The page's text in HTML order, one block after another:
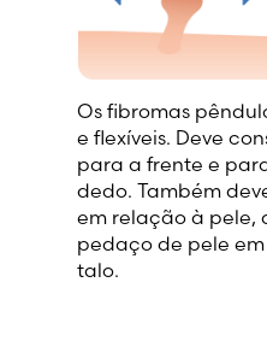
Os fibromas
e flexíveis. Deve
para a frente e
dedo. Também
em relação à pele,
pedaço de pele
talo.